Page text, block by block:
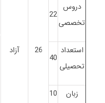
دروس
تخصصی
22
26 آزاد
استعداد
تحصیلی
40
زبان 10